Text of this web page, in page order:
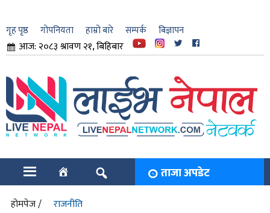
गृह पृष्ठ गोपनियता हाम्रो बारे सम्पर्क बिज्ञापन
आज: २०८३ श्रावण २१, बिहिबार
ताजा अपडेट
होमपेज / राजनीति